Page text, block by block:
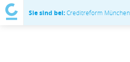
Sie sind bei:Creditreform München